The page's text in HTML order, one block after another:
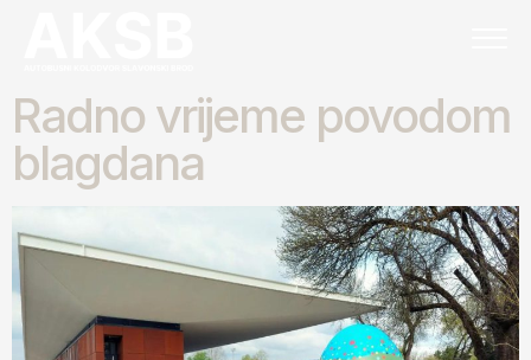
Radno vrijeme povodom
blagdana